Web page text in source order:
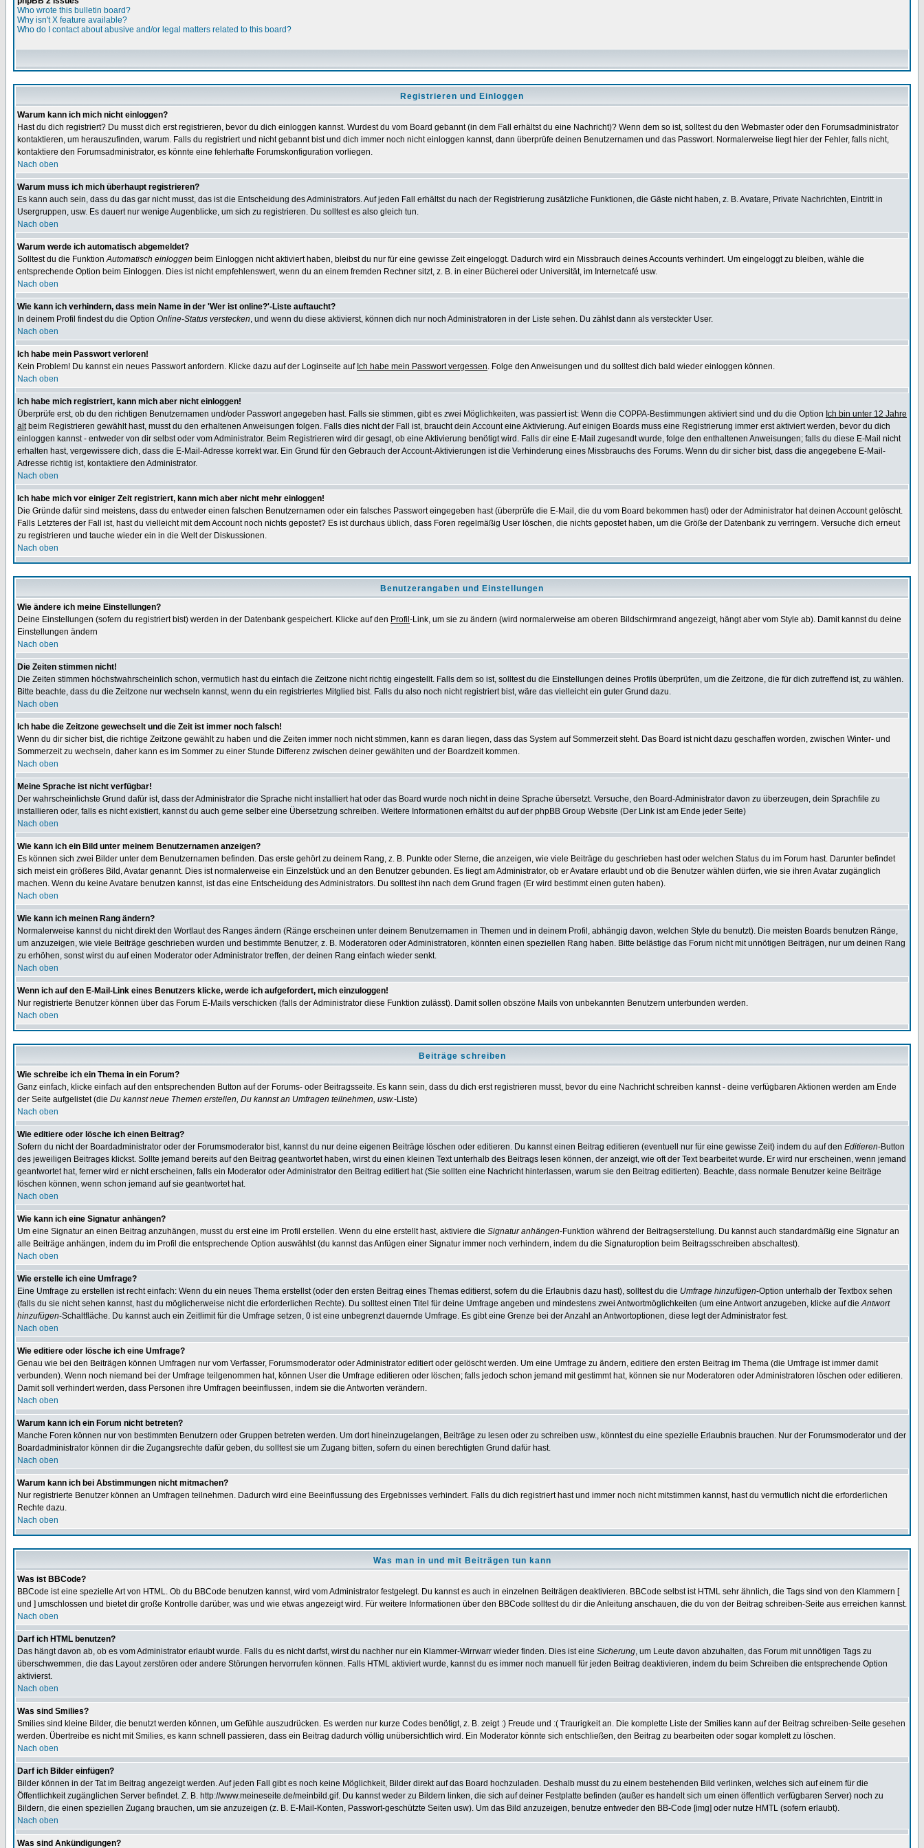
Who wrote this bulletin board?
Why isn't X feature available?
Who do I contact about abusive and/or legal matters related to this board?
Registrieren und Einloggen
Warum kann ich mich nicht einloggen?
Hast du dich registriert? Du musst dich erst registrieren, bevor du dich einloggen kannst. Wurdest du vom Board gebannt (in dem Fall erhältst du eine Nachricht)? Wenn dem so ist, solltest du den Webmaster oder den Forumsadministrator
kontaktieren, um herauszufinden, warum. Falls du registriert und nicht gebannt bist und dich immer noch nicht einloggen kannst, dann überprüfe deinen Benutzernamen und das Passwort. Normalerweise liegt hier der Fehler, falls nicht,
kontaktiere den Forumsadministrator, es könnte eine fehlerhafte Forumskonfiguration vorliegen.
Nach oben
Warum muss ich mich überhaupt registrieren?
Es kann auch sein, dass du das gar nicht musst, das ist die Entscheidung des Administrators. Auf jeden Fall erhältst du nach der Registrierung zusätzliche Funktionen, die Gäste nicht haben, z. B. Avatare, Private Nachrichten, Eintritt in
Usergruppen, usw. Es dauert nur wenige Augenblicke, um sich zu registrieren. Du solltest es also gleich tun.
Nach oben
Warum werde ich automatisch abgemeldet?
Solltest du die FunktionAutomatisch einloggen beim Einloggen nicht aktiviert haben, bleibst du nur für eine gewisse Zeit eingeloggt. Dadurch wird ein Missbrauch deines Accounts verhindert. Um eingeloggt zu bleiben, wähle die
entsprechende Option beim Einloggen. Dies ist nicht empfehlenswert, wenn du an einem fremden Rechner sitzt, z. B. in einer Bücherei oder Universität, im Internetcafé usw.
Nach oben
Wie kann ich verhindern, dass mein Name in der 'Wer ist online?'-Liste auftaucht?
In deinem Profil findest du die Option Online-Status verstecken, und wenn du diese aktivierst, können dich nur noch Administratoren in der Liste sehen. Du zählst dann als versteckter User.
Nach oben
Ich habe mein Passwort verloren!
Kein Problem! Du kannst ein neues Passwort anfordern. Klicke dazu auf der Loginseite auf Ich habe mein Passwort vergessen. Folge den Anweisungen und du solltest dich bald wieder einloggen können.
Nach oben
Ich habe mich registriert, kann mich aber nicht einloggen!
Überprüfe erst, ob du den richtigen Benutzernamen und/oder Passwort angegeben hast. Falls sie stimmen, gibt es zwei Möglichkeiten, was passiert ist: Wenn die COPPA-Bestimmungen aktiviert sind und du die Option Ich bin unter 12 Jahre
altbeim Registrieren gewählt hast, musst du den erhaltenen Anweisungen folgen. Falls dies nicht der Fall ist, braucht dein Account eine Aktivierung. Auf einigen Boards muss eine Registrierung immer erst aktiviert werden, bevor du dich
einloggen kannst - entweder von dir selbst oder vom Administrator. Beim Registrieren wird dir gesagt, ob eine Aktivierung benötigt wird. Falls dir eine E-Mail zugesandt wurde, folge den enthaltenen Anweisungen; falls du diese E-Mail nicht
erhalten hast, vergewissere dich, dass die E-Mail-Adresse korrekt war. Ein Grund für den Gebrauch der Account-Aktivierungen ist die Verhinderung eines Missbrauchs des Forums. Wenn du dir sicher bist, dass die angegebene E-Mail-
Adresse richtig ist, kontaktiere den Administrator.
Nach oben
Ich habe mich vor einiger Zeit registriert, kann mich aber nicht mehr einloggen!
Die Gründe dafür sind meistens, dass du entweder einen falschen Benutzernamen oder ein falsches Passwort eingegeben hast (überprüfe die E-Mail, die du vom Board bekommen hast) oder der Administrator hat deinen Account gelöscht.
Falls Letzteres der Fall ist, hast du vielleicht mit dem Account noch nichts gepostet? Es ist durchaus üblich, dass Foren regelmäßig User löschen, die nichts gepostet haben, um die Größe der Datenbank zu verringern. Versuche dich erneut
zu registrieren und tauche wieder ein in die Welt der Diskussionen.
Nach oben
Benutzerangaben und Einstellungen
Wie ändere ich meine Einstellungen?
Deine Einstellungen (sofern du registriert bist) werden in der Datenbank gespeichert. Klicke auf den Profil -Link, um sie zu ändern (wird normalerweise am oberen Bildschirmrand angezeigt, hängt aber vom Style ab). Damit kannst du deine
Einstellungen ändern
Nach oben
Die Zeiten stimmen nicht!
Die Zeiten stimmen höchstwahrscheinlich schon, vermutlich hast du einfach die Zeitzone nicht richtig eingestellt. Falls dem so ist, solltest du die Einstellungen deines Profils überprüfen, um die Zeitzone, die für dich zutreffend ist, zu wählen.
Bitte beachte, dass du die Zeitzone nur wechseln kannst, wenn du ein registriertes Mitglied bist. Falls du also noch nicht registriert bist, wäre das vielleicht ein guter Grund dazu.
Nach oben
Ich habe die Zeitzone gewechselt und die Zeit ist immer noch falsch!
Wenn du dir sicher bist, die richtige Zeitzone gewählt zu haben und die Zeiten immer noch nicht stimmen, kann es daran liegen, dass das System auf Sommerzeit steht. Das Board ist nicht dazu geschaffen worden, zwischen Winter- und
Sommerzeit zu wechseln, daher kann es im Sommer zu einer Stunde Differenz zwischen deiner gewählten und der Boardzeit kommen.
Nach oben
Meine Sprache ist nicht verfügbar!
Der wahrscheinlichste Grund dafür ist, dass der Administrator die Sprache nicht installiert hat oder das Board wurde noch nicht in deine Sprache übersetzt. Versuche, den Board-Administrator davon zu überzeugen, dein Sprachfile zu
installieren oder, falls es nicht existiert, kannst du auch gerne selber eine Übersetzung schreiben. Weitere Informationen erhältst du auf der phpBB Group Website (Der Link ist am Ende jeder Seite)
Nach oben
Wie kann ich ein Bild unter meinem Benutzernamen anzeigen?
Es können sich zwei Bilder unter dem Benutzernamen befinden. Das erste gehört zu deinem Rang, z. B. Punkte oder Sterne, die anzeigen, wie viele Beiträge du geschrieben hast oder welchen Status du im Forum hast. Darunter befindet
sich meist ein größeres Bild, Avatar genannt. Dies ist normalerweise ein Einzelstück und an den Benutzer gebunden. Es liegt am Administrator, ob er Avatare erlaubt und ob die Benutzer wählen dürfen, wie sie ihren Avatar zugänglich
machen. Wenn du keine Avatare benutzen kannst, ist das eine Entscheidung des Administrators. Du solltest ihn nach dem Grund fragen (Er wird bestimmt einen guten haben).
Nach oben
Wie kann ich meinen Rang ändern?
Normalerweise kannst du nicht direkt den Wortlaut des Ranges ändern (Ränge erscheinen unter deinem Benutzernamen in Themen und in deinem Profil, abhängig davon, welchen Style du benutzt). Die meisten Boards benutzen Ränge,
um anzuzeigen, wie viele Beiträge geschrieben wurden und bestimmte Benutzer, z. B. Moderatoren oder Administratoren, könnten einen speziellen Rang haben. Bitte belästige das Forum nicht mit unnötigen Beiträgen, nur um deinen Rang
zu erhöhen, sonst wirst du auf einen Moderator oder Administrator treffen, der deinen Rang einfach wieder senkt.
Nach oben
Wenn ich auf den E-Mail-Link eines Benutzers klicke, werde ich aufgefordert, mich einzuloggen!
Nur registrierte Benutzer können über das Forum E-Mails verschicken (falls der Administrator diese Funktion zulässt). Damit sollen obszöne Mails von unbekannten Benutzern unterbunden werden.
Nach oben
Beiträge schreiben
Wie schreibe ich ein Thema in ein Forum?
Ganz einfach, klicke einfach auf den entsprechenden Button auf der Forums- oder Beitragsseite. Es kann sein, dass du dich erst registrieren musst, bevor du eine Nachricht schreiben kannst - deine verfügbaren Aktionen werden am Ende
der Seite aufgelistet (die Du kannst neue Themen erstellen, Du kannst an Umfragen teilnehmen, usw.-Liste)
Nach oben
Wie editiere oder lösche ich einen Beitrag?
Sofern du nicht der Boardadministrator oder der Forumsmoderator bist, kannst du nur deine eigenen Beiträge löschen oder editieren. Du kannst einen Beitrag editieren (eventuell nur für eine gewisse Zeit) indem du auf den Editieren-Button
des jeweiligen Beitrages klickst. Sollte jemand bereits auf den Beitrag geantwortet haben, wirst du einen kleinen Text unterhalb des Beitrags lesen können, der anzeigt, wie oft der Text bearbeitet wurde. Er wird nur erscheinen, wenn jemand
geantwortet hat, ferner wird er nicht erscheinen, falls ein Moderator oder Administrator den Beitrag editiert hat (Sie sollten eine Nachricht hinterlassen, warum sie den Beitrag editierten). Beachte, dass normale Benutzer keine Beiträge
löschen können, wenn schon jemand auf sie geantwortet hat.
Nach oben
Wie kann ich eine Signatur anhängen?
Um eine Signatur an einen Beitrag anzuhängen, musst du erst eine im Profil erstellen. Wenn du eine erstellt hast, aktiviere die Signatur anhängen-Funktion während der Beitragserstellung. Du kannst auch standardmäßig eine Signatur an
alle Beiträge anhängen, indem du im Profil die entsprechende Option auswählst (du kannst das Anfügen einer Signatur immer noch verhindern, indem du die Signaturoption beim Beitragsschreiben abschaltest).
Nach oben
Wie erstelle ich eine Umfrage?
Eine Umfrage zu erstellen ist recht einfach: Wenn du ein neues Thema erstellst (oder den ersten Beitrag eines Themas editierst, sofern du die Erlaubnis dazu hast), solltest du die Umfrage hinzufügen-Option unterhalb der Textbox sehen
(falls du sie nicht sehen kannst, hast du möglicherweise nicht die erforderlichen Rechte). Du solltest einen Titel für deine Umfrage angeben und mindestens zwei Antwortmöglichkeiten (um eine Antwort anzugeben, klicke auf dieAntwort
hinzufügen-Schaltfläche. Du kannst auch ein Zeitlimit für die Umfrage setzen, 0 ist eine unbegrenzt dauernde Umfrage. Es gibt eine Grenze bei der Anzahl an Antwortoptionen, diese legt der Administrator fest.
Nach oben
Wie editiere oder lösche ich eine Umfrage?
Genau wie bei den Beiträgen können Umfragen nur vom Verfasser, Forumsmoderator oder Administrator editiert oder gelöscht werden. Um eine Umfrage zu ändern, editiere den ersten Beitrag im Thema (die Umfrage ist immer damit
verbunden). Wenn noch niemand bei der Umfrage teilgenommen hat, können User die Umfrage editieren oder löschen; falls jedoch schon jemand mit gestimmt hat, können sie nur Moderatoren oder Administratoren löschen oder editieren.
Damit soll verhindert werden, dass Personen ihre Umfragen beeinflussen, indem sie die Antworten verändern.
Nach oben
Warum kann ich ein Forum nicht betreten?
Manche Foren können nur von bestimmten Benutzern oder Gruppen betreten werden. Um dort hineinzugelangen, Beiträge zu lesen oder zu schreiben usw., könntest du eine spezielle Erlaubnis brauchen. Nur der Forumsmoderator und der
Boardadministrator können dir die Zugangsrechte dafür geben, du solltest sie um Zugang bitten, sofern du einen berechtigten Grund dafür hast.
Nach oben
Warum kann ich bei Abstimmungen nicht mitmachen?
Nur registrierte Benutzer können an Umfragen teilnehmen. Dadurch wird eine Beeinflussung des Ergebnisses verhindert. Falls du dich registriert hast und immer noch nicht mitstimmen kannst, hast du vermutlich nicht die erforderlichen
Rechte dazu.
Nach oben
Was man in und mit Beiträgen tun kann
Was ist BBCode?
BBCode ist eine spezielle Art von HTML. Ob du BBCode benutzen kannst, wird vom Administrator festgelegt. Du kannst es auch in einzelnen Beiträgen deaktivieren. BBCode selbst ist HTML sehr ähnlich, die Tags sind von den Klammern [
und ] umschlossen und bietet dir große Kontrolle darüber, was und wie etwas angezeigt wird. Für weitere Informationen über den BBCode solltest du dir die Anleitung anschauen, die du von der Beitrag schreiben-Seite aus erreichen kannst.
Nach oben
Darf ich HTML benutzen?
Das hängt davon ab, ob es vom Administrator erlaubt wurde. Falls du es nicht darfst, wirst du nachher nur ein Klammer-Wirrwarr wieder finden. Dies ist eine Sicherung, um Leute davon abzuhalten, das Forum mit unnötigen Tags zu
überschwemmen, die das Layout zerstören oder andere Störungen hervorrufen können. Falls HTML aktiviert wurde, kannst du es immer noch manuell für jeden Beitrag deaktivieren, indem du beim Schreiben die entsprechende Option
aktivierst.
Nach oben
Was sind Smilies?
Smilies sind kleine Bilder, die benutzt werden können, um Gefühle auszudrücken. Es werden nur kurze Codes benötigt, z. B. zeigt :) Freude und :( Traurigkeit an. Die komplette Liste der Smilies kann auf der Beitrag schreiben-Seite gesehen
werden. Übertreibe es nicht mit Smilies, es kann schnell passieren, dass ein Beitrag dadurch völlig unübersichtlich wird. Ein Moderator könnte sich entschließen, den Beitrag zu bearbeiten oder sogar komplett zu löschen.
Nach oben
Darf ich Bilder einfügen?
Bilder können in der Tat im Beitrag angezeigt werden. Auf jeden Fall gibt es noch keine Möglichkeit, Bilder direkt auf das Board hochzuladen. Deshalb musst du zu einem bestehenden Bild verlinken, welches sich auf einem für die
Öffentlichkeit zugänglichen Server befindet. Z. B. http://www.meineseite.de/meinbild.gif. Du kannst weder zu Bildern linken, die sich auf deiner Festplatte befinden (außer es handelt sich um einen öffentlich verfügbaren Server) noch zu
Bildern, die einen speziellen Zugang brauchen, um sie anzuzeigen (z. B. E-Mail-Konten, Passwort-geschützte Seiten usw). Um das Bild anzuzeigen, benutze entweder den BB-Code [img] oder nutze HMTL (sofern erlaubt).
Nach oben
Was sind Ankündigungen?